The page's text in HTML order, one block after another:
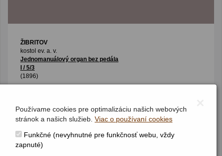
ŽIBRITOV
kostol ev. a. v.
Jednomanuálový organ bez pedála
I / 5/3
(1896)
Používame cookies pre optimalizáciu našich webových
stránok a našich služieb. Viac o používaní cookies
Funkčné (nevyhnutné pre funkčnosť webu, vždy
zapnuté)